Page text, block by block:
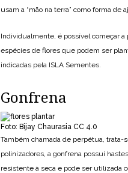
usam a “mão na terra” como forma
Individualmente, é possível começar
espécies de flores que podem ser
indicadas pela ISLA Sementes.
Gonfrena
Foto: Bijay Chaurasia CC 4.0
Também chamada de perpétua,
polinizadores, a gonfrena possui
resistente à seca e pode ser utilizada